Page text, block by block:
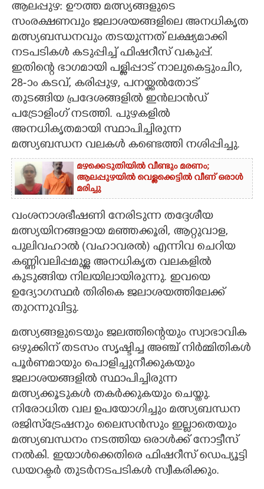
CARTOONS
LITERATURE
ZOOM
CONTACT US
ആലപ്പുഴ: ഊത്ത മത്സ്യങ്ങളുടെ
സംരക്ഷണവും ജലാശയങ്ങളിലെ അനധികൃത
മത്സ്യബന്ധനവും തടയുന്നത് ലക്ഷ്യമാക്കി
നടപടികൾ കടുപ്പിച്ച് ഫിഷറീസ് വകുപ്പ്.
ഇതിന്റെ ഭാഗമായി പള്ളിപ്പാട് നാലുകെട്ടുംചിറ,
28-ാം കടവ്, കരിപ്പുഴ, പനയ്ക്കൽതോട്
തുടങ്ങിയ പ്രദേശങ്ങളിൽ ഇൻലാൻഡ്
പട്രോളിംഗ് നടത്തി. പുഴകളിൽ
അനധികൃതമായി സ്ഥാപിച്ചിരുന്ന
മത്സ്യബന്ധന വലകൾ കണ്ടെത്തി നശിപ്പിച്ചു.
മഴക്കെടുതിയിൽ വീണ്ടും മരണം;
ആലപ്പുഴയിൽ വെള്ളക്കെട്ടിൽ വീണ് ഒരാൾ
മരിച്ചു
വംശനാശഭീഷണി നേരിടുന്ന തദ്ദേശീയ
മത്സ്യയിനങ്ങളായ മഞ്ഞക്കൂരി, ആറ്റുവാള,
പുലിവഹാൽ (വഹാവരൽ) എന്നിവ ചെറിയ
കണ്ണിവലിപ്പമുള്ള അനധികൃത വലകളിൽ
കുടുങ്ങിയ നിലയിലായിരുന്നു. ഇവയെ
ഉദ്യോഗസ്ഥർ തിരികെ ജലാശയത്തിലേക്ക്
തുറന്നുവിട്ടു.
മത്സ്യങ്ങളുടെയും ജലത്തിന്റെയും സ്വാഭാവിക
ഒഴുക്കിന് തടസം സൃഷ്ടിച്ച അഞ്ച് നിർമ്മിതികൾ
പൂർണമായും പൊളിച്ചുനീക്കുകയും
ജലാശയങ്ങളിൽ സ്ഥാപിച്ചിരുന്ന
മത്സ്യക്കൂടുകൾ തകർക്കുകയും ചെയ്തു.
നിരോധിത വല ഉപയോഗിച്ചും മത്സ്യബന്ധന
രജിസ്‌ട്രേഷനും ലൈസൻസും ഇല്ലാതെയും
മത്സ്യബന്ധനം നടത്തിയ ഒരാൾക്ക് നോട്ടീസ്
നൽകി. ഇയാൾക്കെതിരെ ഫിഷറീസ് ഡെപ്യൂട്ടി
ഡയറക്ടർ തുടർനടപടികൾ സ്വീകരിക്കും.